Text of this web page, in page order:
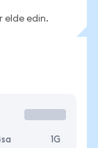
elde edin.
1G